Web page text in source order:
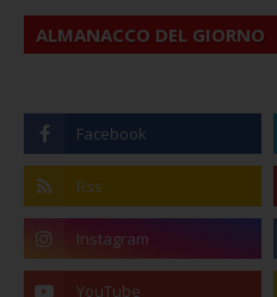
ALMANACCO DEL GIORNO